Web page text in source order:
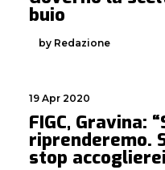
buio
by Redazione
19 Apr 2020
FIGC, Gravina:
riprenderemo.
stop